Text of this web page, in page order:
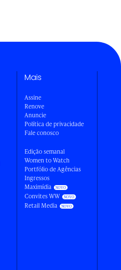
Mais
Assine
Renove
Anuncie
Política de privacidade
Fale conosco
Edição semanal
Women to Watch
Portfólio de Agências
Ingressos
Maximídia
Convites WW
Retail Media